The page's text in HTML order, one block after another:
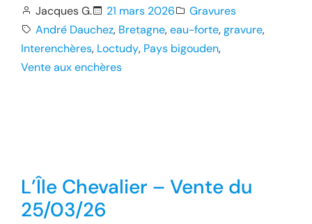
Jacques G. 21 mars 2026
Gravures
André Dauchez, Bretagne, eau-forte, gravure,
Interenchères, Loctudy, Pays bigouden,
Vente aux enchères
L’Île Chevalier – Vente du
25/03/26